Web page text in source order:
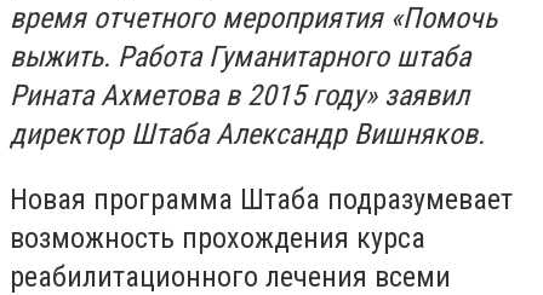
время отчетного мероприятия «Помочь
выжить. Работа Гуманитарного штаба
Рината Ахметова в 2015 году» заявил
директор Штаба Александр Вишняков.
Новая программа Штаба подразумевает
возможность прохождения курса
реабилитационного лечения всеми